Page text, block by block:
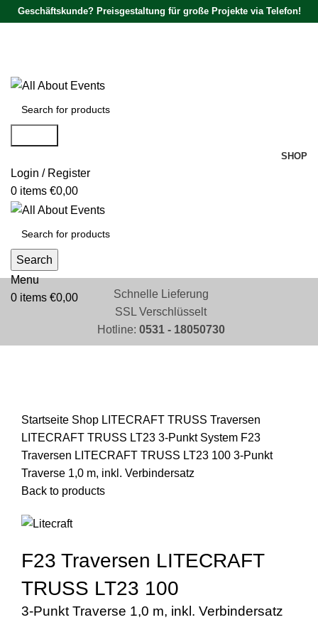
Geschäftskunde? Preisgestaltung für große Projekte via Telefon!
SHOP
Login / Register
0 items €0,00
Search
Menu
0 items €0,00
Schnelle Lieferung
SSL Verschlüsselt
Hotline: 0531 - 18050730
Startseite Shop LITECRAFT TRUSS Traversen
LITECRAFT TRUSS LT23 3-Punkt System F23
Traversen LITECRAFT TRUSS LT23 100 3-Punkt
Traverse 1,0 m, inkl. Verbindersatz
Back to products
F23 Traversen LITECRAFT
TRUSS LT23 100
3-Punkt Traverse 1,0 m, inkl. Verbindersatz